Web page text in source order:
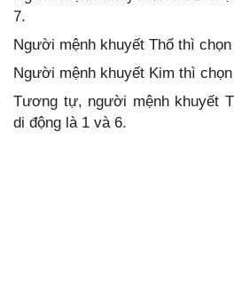
7.
Người mệnh khuyết Thổ thì
Người mệnh khuyết Kim thì
Tương tự, người mệnh khuyết
di động là 1 và 6.